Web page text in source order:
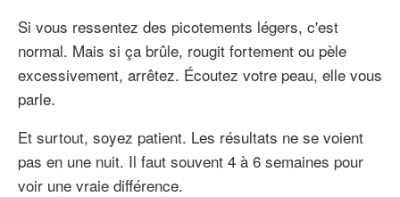
Si vous ressentez des picotements légers, c'est
normal. Mais si ça brûle, rougit fortement ou pèle
excessivement, arrêtez. Écoutez votre peau, elle vous
parle.
Et surtout, soyez patient. Les résultats ne se voient
pas en une nuit. Il faut souvent 4 à 6 semaines pour
voir une vraie différence.